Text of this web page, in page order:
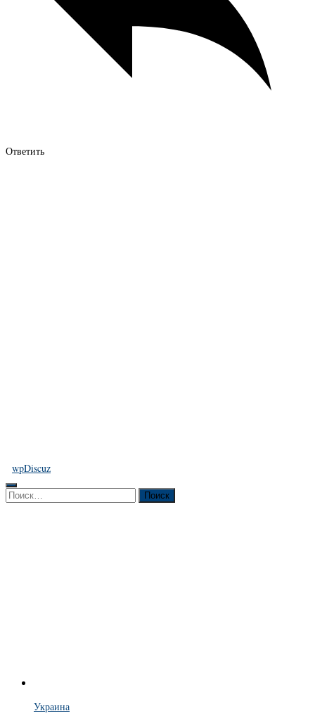
Ответить
wpDiscuz
Найти:
Украина